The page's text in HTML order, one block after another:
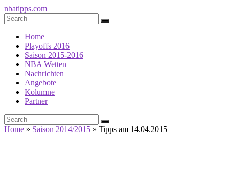
nbatipps.com
Home
Playoffs 2016
Saison 2015-2016
NBA Wetten
Nachrichten
Angebote
Kolumne
Partner
Home » Saison 2014/2015 » Tipps am 14.04.2015